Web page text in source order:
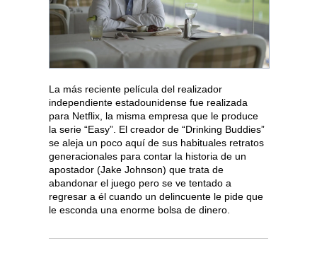
La más reciente película del realizador
independiente estadounidense fue realizada
para Netflix, la misma empresa que le produce
la serie “Easy”. El creador de “Drinking Buddies”
se aleja un poco aquí de sus habituales retratos
generacionales para contar la historia de un
apostador (Jake Johnson) que trata de
abandonar el juego pero se ve tentado a
regresar a él cuando un delincuente le pide que
le esconda una enorme bolsa de dinero.